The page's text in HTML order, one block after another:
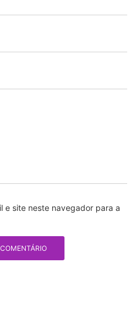
e site neste navegador para a